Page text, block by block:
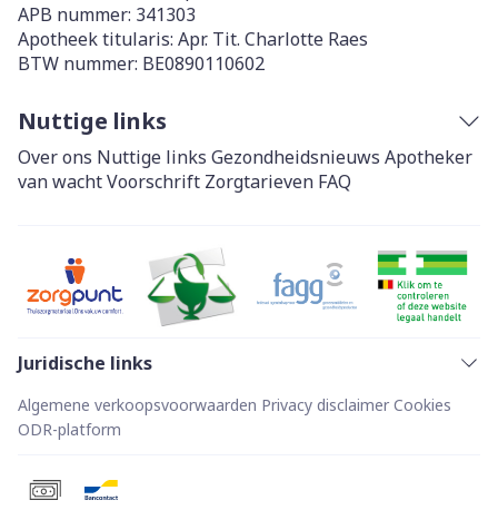
APB nummer: 341303
Apotheek titularis: Apr. Tit. Charlotte Raes
BTW nummer: BE0890110602
Nuttige links
Over ons Nuttige links Gezondheidsnieuws Apotheker
van wachtVoorschrift Zorgtarieven FAQ
Juridische links
Algemene verkoopsvoorwaarden Privacy disclaimer Cookies
ODR-platform